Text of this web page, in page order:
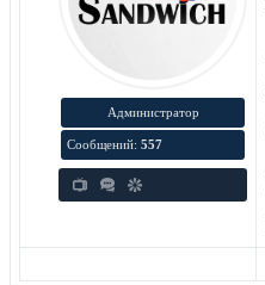
Администратор
Сообщений: 557